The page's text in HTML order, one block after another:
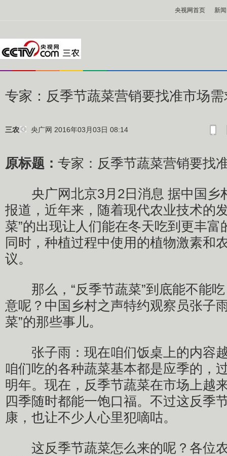
央视网首页 新闻
专家：反季节蔬菜营销要找准市场需
三农 央广网 2016年03月03日 08:14
原标题： 专家：反季节蔬菜营销要找
央广网北京3月2日消息 据中国乡
报道，近年来，随着现代农业技术的
菜”的出现让人们能在冬天吃到更丰
同时，种植过程中使用的植物激素和
议。
那么，“反季节蔬菜”到底能不能吃
意呢？中国乡村之声特约观察员张子
菜”的那些事儿。
张子雨：现在咱们饭桌上的内容
咱们吃的各种蔬菜基本都是应季的，
明年。现在，反季节蔬菜在市场上越
四季随时都能一饱口福。不过这反季
康，也让不少人心里犯嘀咕。
这反季节蔬菜怎么来的呢？各位